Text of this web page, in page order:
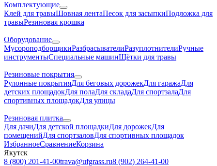
Комплектующие
Клей для травыШовная лентаПесок для засыпкиПодложка для
травыРезиновая крошка
Оборудование
МусороподборщикиРазбрасывателиРазуплотнителиРучные
инструментыСпециальные машинЩётки для травы
Резиновые покрытия
Рулонные покрытияДля беговых дорожекДля гаражаДля
детских площадокДля полаДля складаДля спортзалаДля
спортивных площадокДля улицы
Резиновая плитка
Для дачиДля детской площадкиДля дорожекДля
помещенийДля спортзаловДля спортивных площадок
ИзбранноеСравнениеКорзина
Якутск
8 (800) 201-41-00trava@ufgrass.ru8 (902) 264-41-00